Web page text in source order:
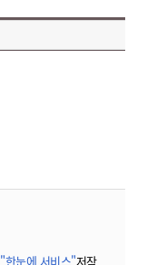
"한눈에 서비스"저작